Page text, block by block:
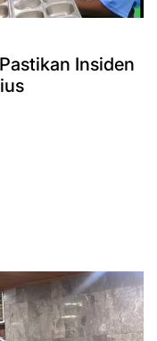
Insiden